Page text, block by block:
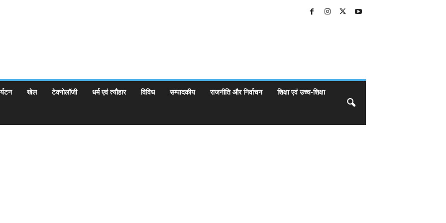
खेल टेक्नोलॉजी धर्म एवं त्यौहार विविध सम्पादकीय राजनीति और निर्वाचन शिक्षा एवं उच्च-शिक्षा